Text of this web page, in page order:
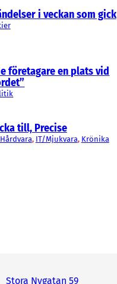
i veckan som gick
företagare en plats vid
till, Precise
, IT/Mjukvara, Krönika
Stora Nygatan 59